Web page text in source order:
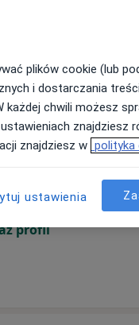
Sob,
8 Sie
Ndz,
9 Sie
nie jest dostępne
profil
plików cookie (lub
i dostarczania
każdej chwili możesz
znajdziesz
znajdziesz w polityka
ustawienia